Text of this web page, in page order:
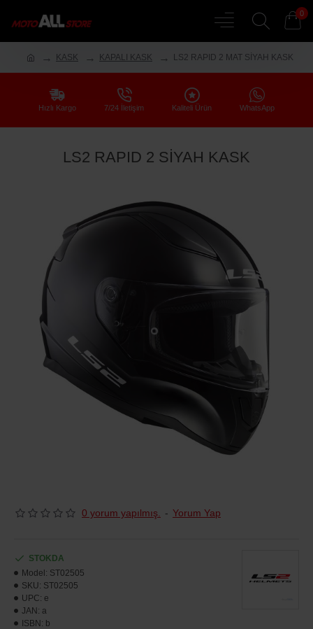
0
KASK KAPALI KASK LS2 RAPID 2 MAT SİYAH KASK
Hızlı Kargo 7/24 İletişim Kaliteli Ürün WhatsApp
LS2 RAPID 2 SİYAH KASK
0 yorum yapılmış. - Yorum Yap
STOKDA
Model: ST02505
SKU: ST02505
UPC: e
JAN: a
ISBN: b